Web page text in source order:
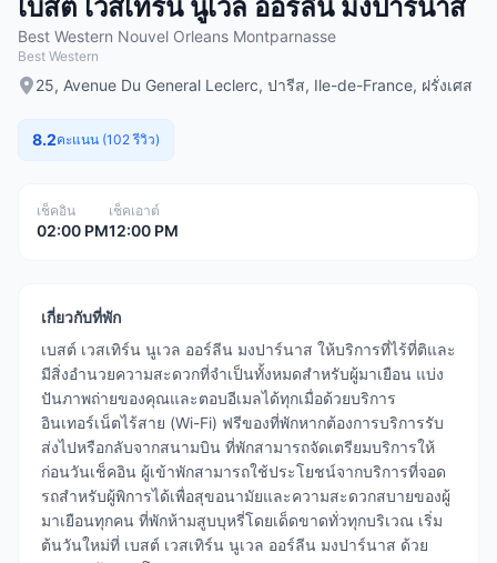
เบสต์ เวสเทิร์น นูเวล ออร์ลีน มงปาร์นาส
Best Western Nouvel Orleans Montparnasse
Best Western
25, Avenue Du General Leclerc, ปารีส, Ile-de-France, ฝรั่งเศส
8.2คะแนน (102 รีวิว)
เช็คอิน
02:00 PM
เช็คเอาต์
12:00 PM
เกี่ยวกับที่พัก
เบสต์ เวสเทิร์น นูเวล ออร์ลีน มงปาร์นาส ให้บริการที่ไร้ที่ติและ
มีสิ่งอำนวยความสะดวกที่จำเป็นทั้งหมดสำหรับผู้มาเยือน แบ่ง
ปันภาพถ่ายของคุณและตอบอีเมลได้ทุกเมื่อด้วยบริการ
อินเทอร์เน็ตไร้สาย (Wi-Fi) ฟรีของที่พักหากต้องการบริการรับ
ส่งไปหรือกลับจากสนามบิน ที่พักสามารถจัดเตรียมบริการให้
ก่อนวันเช็คอิน ผู้เข้าพักสามารถใช้ประโยชน์จากบริการที่จอด
รถสำหรับผู้พิการได้เพื่อสุขอนามัยและความสะดวกสบายของผู้
มาเยือนทุกคน ที่พักห้ามสูบบุหรี่โดยเด็ดขาดทั่วทุกบริเวณ เริ่ม
ต้นวันใหม่ที่ เบสต์ เวสเทิร์น นูเวล ออร์ลีน มงปาร์นาส ด้วย